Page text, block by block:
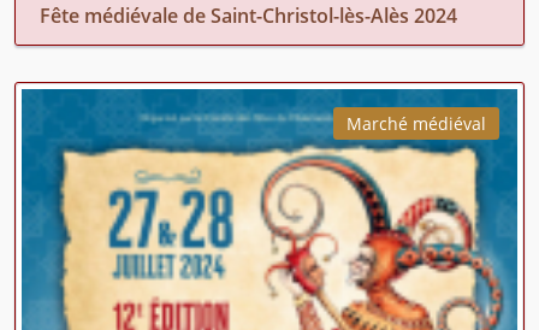
Fête médiévale de Saint-Christol-lès-Alès 2024
Marché médiéval